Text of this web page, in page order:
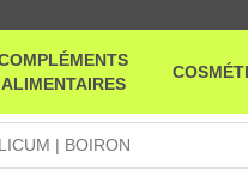
ALIMENTAIRES
| BOIRON